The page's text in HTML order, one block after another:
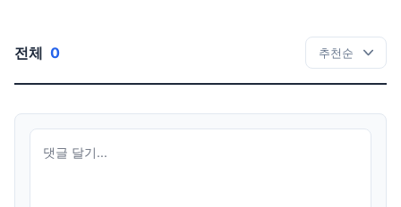
전체 0